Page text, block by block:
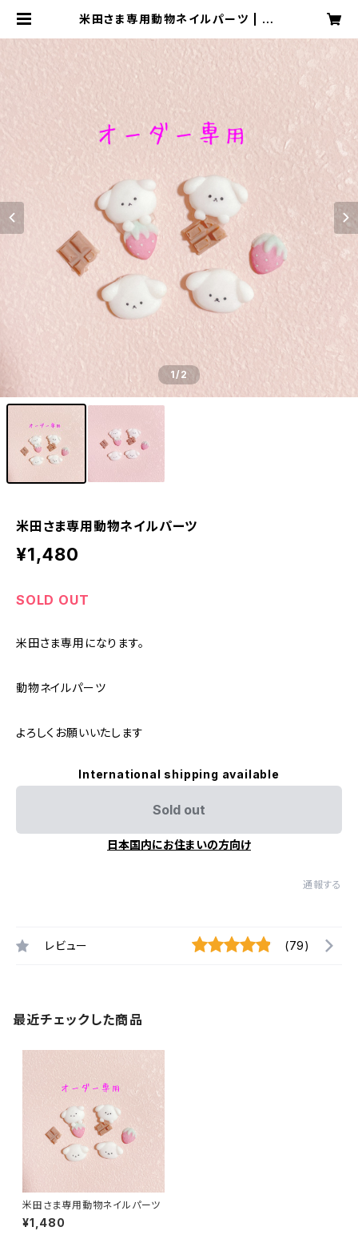
米田さま専用動物ネイルパーツ | ne
イルパーツ・ネイルチップ販売
1/2
米田さま専用動物ネイルパーツ
¥1,480
SOLD OUT
米田さま専用になります。
動物ネイルパーツ
よろしくお願いいたします
International shipping available
Sold out
日本国内にお住まいの方向け
通報する
レビュー (79)
最近チェックした商品
米田さま専用動物ネイルパーツ
¥1,480